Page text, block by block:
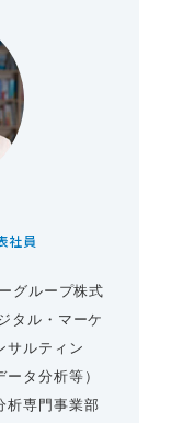
社員
グループ株式
タル・マーケ
サルティン
タ分析等）
析専門事業部